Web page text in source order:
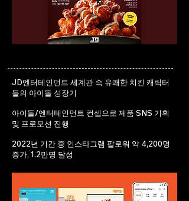
JD엔터테인먼트 세계관 속 유쾌한 치킨 캐릭터
들의 아이돌 성장기
아이돌/엔터테인먼트 컨셉으로 제품 SNS 기획
및 프로모션 진행
2022년 기간 중 인스타그램 팔로워 약 4,200명
증가, 1.2만명 달성